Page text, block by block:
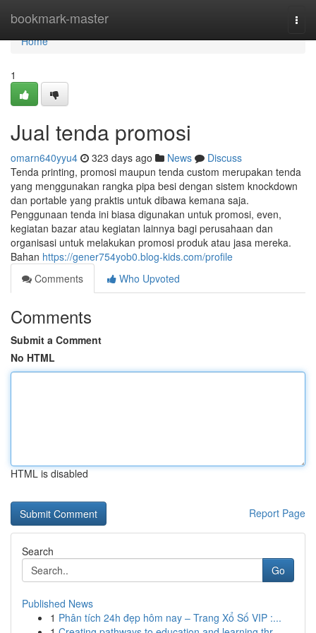
bookmark-master
Home
Home
1
Jual tenda promosi
omarn640yyu4 323 days ago News
Discuss
Tenda printing, promosi maupun tenda custom merupakan tenda
yang menggunakan rangka pipa besi dengan sistem knockdown
dan portable yang praktis untuk dibawa kemana saja.
Penggunaan tenda ini biasa digunakan untuk promosi, even,
kegiatan bazar atau kegiatan lainnya bagi perusahaan dan
organisasi untuk melakukan promosi produk atau jasa mereka.
Bahan https://gener754yob0.blog-kids.com/profile
Comments
Who Upvoted
Comments
Submit a Comment
No HTML
HTML is disabled
Report Page
Search
Go
Published News
1 Phân tích 24h đẹp hôm nay – Trang Xổ Số VIP :...